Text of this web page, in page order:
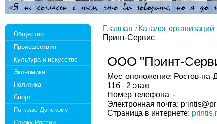
Общество
Происшествия
Культура и искусство
Экономика
Политика
Спорт
По краю Донскому
Служу России
Главная
Каталог организаций
Принт-Сервис
ООО "Принт-
Местоположение: Ростов-на-
11б - 2 этаж
Номер телефона: -
Электронная почта:
Страница в интернете: